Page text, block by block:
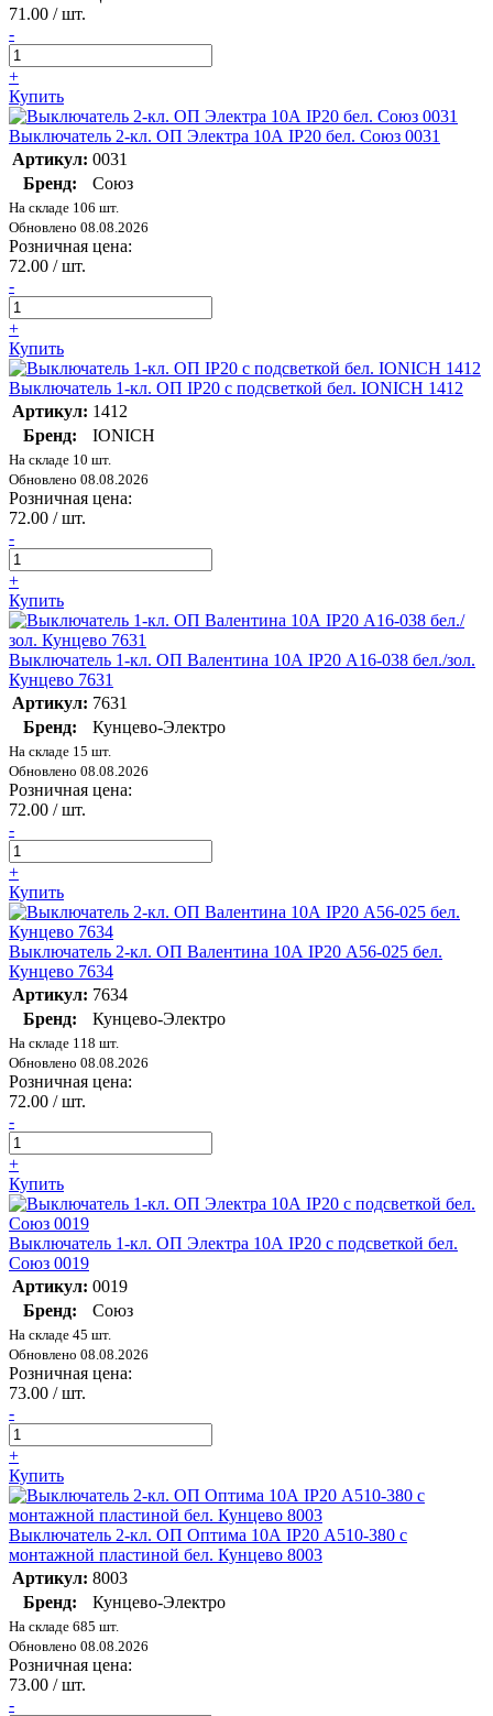
71.00 / шт.
-
+
Купить
Выключатель 2-кл. ОП Электра 10А IP20 бел. Союз 0031
Артикул: 0031
Бренд:
Союз
На складе 106 шт.
Обновлено 08.08.2026
Розничная цена:
72.00 / шт.
-
+
Купить
Выключатель 1-кл. ОП IP20 с подсветкой бел. IONICH 1412
Артикул: 1412
Бренд:
IONICH
На складе 10 шт.
Обновлено 08.08.2026
Розничная цена:
72.00 / шт.
-
+
Купить
Выключатель 1-кл. ОП Валентина 10А IP20 А16-038 бел./зол.
Кунцево 7631
Артикул: 7631
Бренд:
Кунцево-Электро
На складе 15 шт.
Обновлено 08.08.2026
Розничная цена:
72.00 / шт.
-
+
Купить
Выключатель 2-кл. ОП Валентина 10А IP20 А56-025 бел.
Кунцево 7634
Артикул: 7634
Бренд:
Кунцево-Электро
На складе 118 шт.
Обновлено 08.08.2026
Розничная цена:
72.00 / шт.
-
+
Купить
Выключатель 1-кл. ОП Электра 10А IP20 с подсветкой бел.
Союз 0019
Артикул: 0019
Бренд:
Союз
На складе 45 шт.
Обновлено 08.08.2026
Розничная цена:
73.00 / шт.
-
+
Купить
Выключатель 2-кл. ОП Оптима 10А IP20 А510-380 с
монтажной пластиной бел. Кунцево 8003
Артикул: 8003
Бренд:
Кунцево-Электро
На складе 685 шт.
Обновлено 08.08.2026
Розничная цена:
73.00 / шт.
-